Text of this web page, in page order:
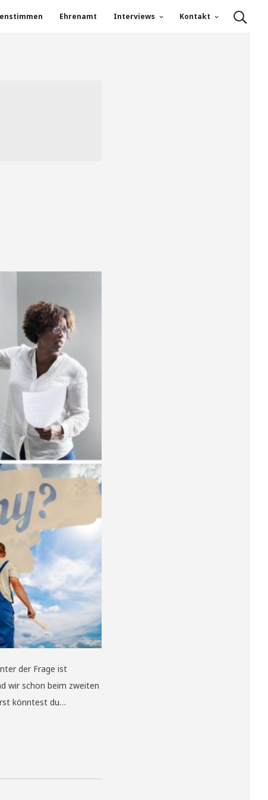
Ehrenamt Interviews Kontakt
der Frage ist
wir schon beim zweiten
könntest du…